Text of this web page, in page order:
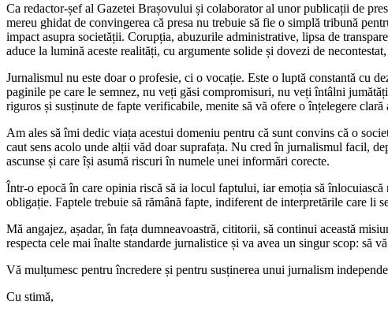
Ca redactor-șef al Gazetei Brașovului și colaborator al unor publicații de
mereu ghidat de convingerea că presa nu trebuie să fie o simplă tribună
impact asupra societății. Corupția, abuzurile administrative, lipsa de
aduce la lumină aceste realități, cu argumente solide și dovezi de
Jurnalismul nu este doar o profesie, ci o vocație. Este o luptă constantă cu
paginile pe care le semnez, nu veți găsi compromisuri, nu veți întâlni
riguros și susținute de fapte verificabile, menite să vă ofere o înțelegere
Am ales să îmi dedic viața acestui domeniu pentru că sunt convins că o
caut sens acolo unde alții văd doar suprafața. Nu cred în jurnalismul facil,
ascunse și care își asumă riscuri în numele unei informări corecte.
Într-o epocă în care opinia riscă să ia locul faptului, iar emoția să
obligație. Faptele trebuie să rămână fapte, indiferent de interpretările care li
Mă angajez, așadar, în fața dumneavoastră, cititorii, să continui această
respecta cele mai înalte standarde jurnalistice și va avea un singur scop: să
Vă mulțumesc pentru încredere și pentru susținerea unui jurnalism
Cu stimă,